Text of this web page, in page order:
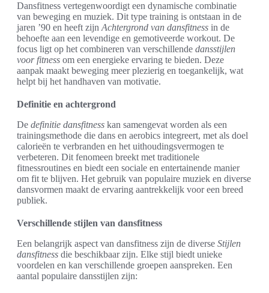
Dansfitness vertegenwoordigt een dynamische combinatie
van beweging en muziek. Dit type training is ontstaan in de
jaren ’90 en heeft zijn Achtergrond van dansfitness in de
behoefte aan een levendige en gemotiveerde workout. De
focus ligt op het combineren van verschillende dansstijlen
voor fitness om een energieke ervaring te bieden. Deze
aanpak maakt beweging meer plezierig en toegankelijk, wat
helpt bij het handhaven van motivatie.
Definitie en achtergrond
De definitie dansfitness kan samengevat worden als een
trainingsmethode die dans en aerobics integreert, met als doel
calorieën te verbranden en het uithoudingsvermogen te
verbeteren. Dit fenomeen breekt met traditionele
fitnessroutines en biedt een sociale en entertainende manier
om fit te blijven. Het gebruik van populaire muziek en diverse
dansvormen maakt de ervaring aantrekkelijk voor een breed
publiek.
Verschillende stijlen van dansfitness
Een belangrijk aspect van dansfitness zijn de diverse Stijlen
dansfitness die beschikbaar zijn. Elke stijl biedt unieke
voordelen en kan verschillende groepen aanspreken. Een
aantal populaire dansstijlen zijn: